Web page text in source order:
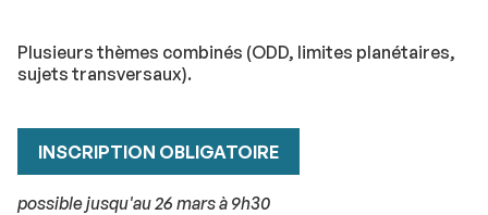
Plusieurs thèmes combinés (ODD, limites planétaires,
sujets transversaux).
INSCRIPTION OBLIGATOIRE
possible jusqu'au 26 mars à 9h30